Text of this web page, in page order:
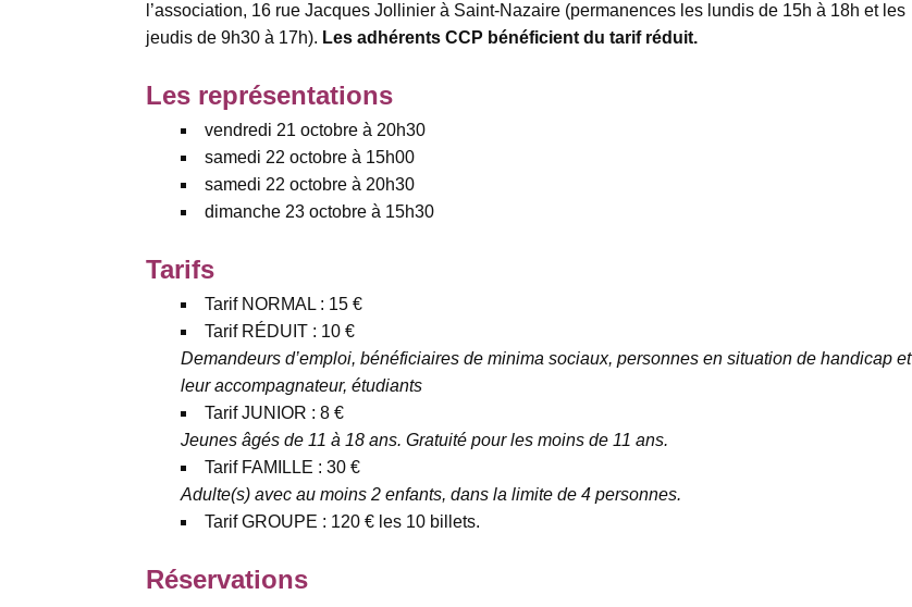
l’association, 16 rue Jacques Jollinier à Saint-Nazaire (permanences les lundis de 15h à 18h et les
jeudis de 9h30 à 17h). Les adhérents CCP bénéficient du tarif réduit.
Les représentations
vendredi 21 octobre à 20h30
samedi 22 octobre à 15h00
samedi 22 octobre à 20h30
dimanche 23 octobre à 15h30
Tarifs
Tarif NORMAL : 15 €
Tarif RÉDUIT : 10 €
Demandeurs d’emploi, bénéficiaires de minima sociaux, personnes en situation de handicap et
leur accompagnateur, étudiants
Tarif JUNIOR : 8 €
Jeunes âgés de 11 à 18 ans. Gratuité pour les moins de 11 ans.
Tarif FAMILLE : 30 €
Adulte(s) avec au moins 2 enfants, dans la limite de 4 personnes.
Tarif GROUPE : 120 € les 10 billets.
Réservations